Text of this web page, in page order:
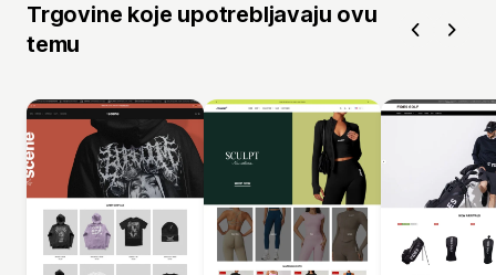
Trgovine koje upotrebljavaju ovu
temu